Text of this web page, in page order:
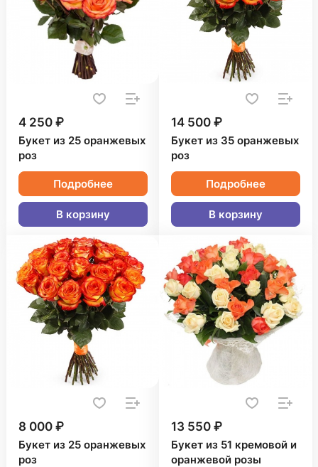
4 250 ₽
Букет из 25 оранжевых
роз
Подробнее
В корзину
14 500 ₽
Букет из 35 оранжевых
роз
Подробнее
В корзину
8 000 ₽
Букет из 25 оранжевых
роз
13 550 ₽
Букет из 51 кремовой и
оранжевой розы